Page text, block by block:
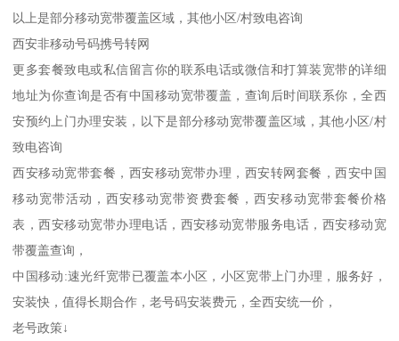
以上是部分移动宽带覆盖区域，其他小区/村致电咨询
西安非移动号码携号转网
更多套餐致电或私信留言你的联系电话或微信和打算装宽带的详细
地址为你查询是否有中国移动宽带覆盖，查询后时间联系你，全西
安预约上门办理安装，以下是部分移动宽带覆盖区域，其他小区/村
致电咨询
西安移动宽带套餐，西安移动宽带办理，西安转网套餐，西安中国
移动宽带活动，西安移动宽带资费套餐，西安移动宽带套餐价格
表，西安移动宽带办理电话，西安移动宽带服务电话，西安移动宽
带覆盖查询，
中国移动:速光纤宽带已覆盖本小区，小区宽带上门办理，服务好，
安装快，值得长期合作，老号码安装费元，全西安统一价，
老号政策↓